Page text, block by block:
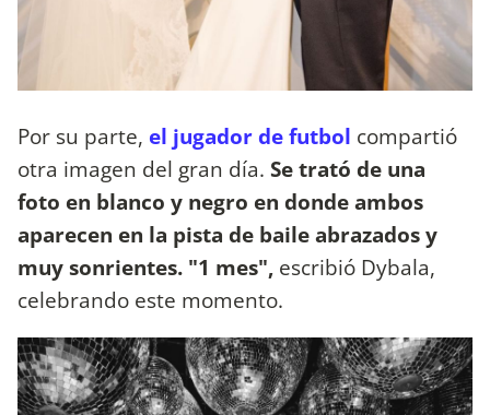
Por su parte, el jugador de futbol compartió
otra imagen del gran día. Se trató de una
foto en blanco y negro en donde ambos
aparecen en la pista de baile abrazados y
muy sonrientes. "1 mes", escribió Dybala,
celebrando este momento.